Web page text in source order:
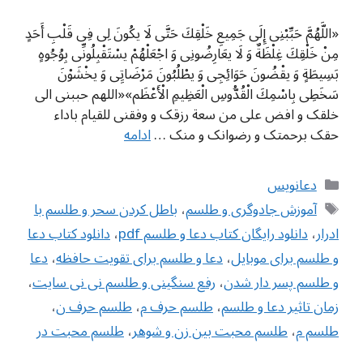
«اللَّهُمَّ حَبِّبْنِی إِلَى جَمِیعِ خَلْقِكَ حَتَّى لَا یكُونَ لِی فِی قَلْبِ أَحَدٍ
مِنْ خَلْقِكَ غِلْظَةٌ وَ لَا یعَارِضُونِی وَ اجْعَلْهُمْ یسْتَقْبِلُونِّی بِوُجُوهٍ
بَسِیطَةٍ وَ یقْضُونَ حَوَائِجِی وَ یطْلُبُونَ مَرْضَاتِِی وَ یخْشَوْنَ
سَخَطِی بِاسْمِكَ الْقُدُّوسِ الْعَظِیمِ الْأَعْظَم»«اللهم حببنی الی
خلقک و افض علی من سعة رزقک و وفقنی للقیام باداء
حقک برحمتک و رضوانک و منک …ادامه
دسته‌ها
دعانویس
برچسب‌ها
آموزش جادوگری و طلسم،باطل كردن سحر و طلسم با
ادرار،دانلود رایگان کتاب دعا و طلسم pdf ،دانلود کتاب دعا
و طلسم برای موبایل،دعا و طلسم برای تقویت حافظه،دعا
و طلسم پسر دار شدن،رفع سنگینی و طلسم نی نی سایت،
زمان تاثیر دعا و طلسم،طلسم حرف م،طلسم حرف ن،
طلسم م،طلسم محبت بین زن و شوهر،طلسم محبت در